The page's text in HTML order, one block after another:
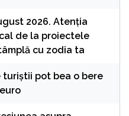
2026. Atenția
de la proiectele
cu zodia ta
turiștii pot bea o bere